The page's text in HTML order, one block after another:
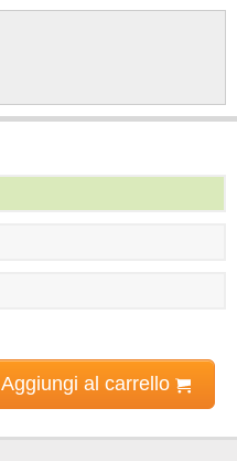
Aggiungi al carrello